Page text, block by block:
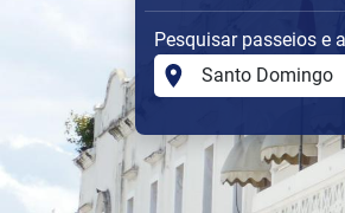
Pesquisar passeios e